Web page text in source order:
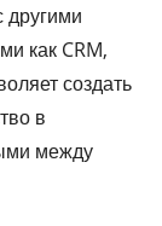
как CRM,
создать
в
между